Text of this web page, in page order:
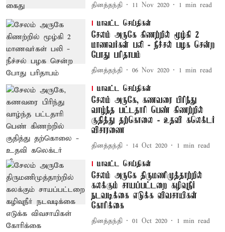
தினத்தந்தி 11 Nov 2020 1 min read
மாவட்ட செய்திகள்
சேலம் அருகே கிணற்றில் மூழ்கி 2
மாணவர்கள் பலி - நீச்சல் பழக சென்ற
போது பரிதாபம்
தினத்தந்தி 06 Nov 2020 1 min read
மாவட்ட செய்திகள்
சேலம் அருகே, கணவரை பிரிந்து
வாழ்ந்த பட்டதாரி பெண் கிணற்றில்
குதித்து தற்கொலை - உதவி கலெக்டர்
விசாரணை
தினத்தந்தி 14 Oct 2020 1 min read
மாவட்ட செய்திகள்
சேலம் அருகே திருமணிமுத்தாற்றில்
கலக்கும் சாயப்பட்டறை கழிவுநீர்
நடவடிக்கை எடுக்க விவசாயிகள்
கோரிக்கை
தினத்தந்தி 01 Oct 2020 1 min read